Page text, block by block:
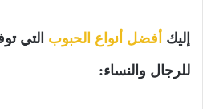
إليك أفضل أنواع الحبوب التي
للرجال والنساء: